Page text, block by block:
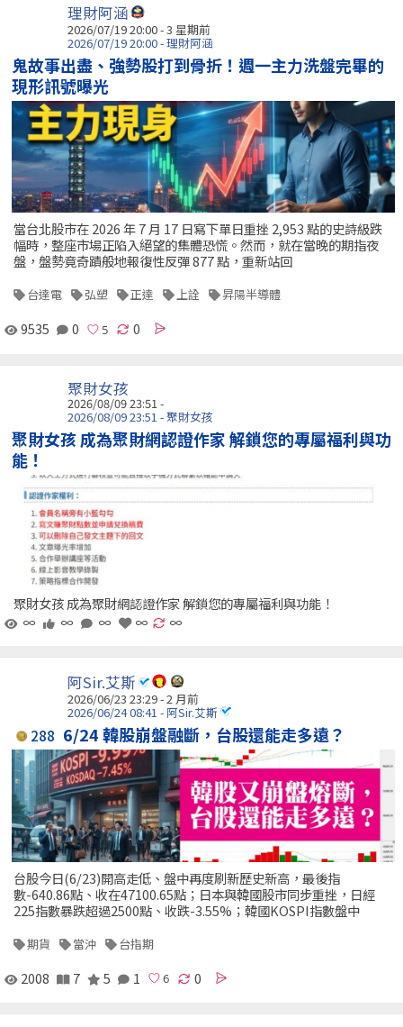
理財阿涵
2026/07/19 20:00 - 3 星期前
2026/07/19 20:00 - 理財阿涵
鬼故事出盡、強勢股打到骨折！週一主力洗盤完畢的
現形訊號曝光
當台北股市在 2026 年 7 月 17 日寫下單日重挫 2,953 點的史詩級跌
幅時，整座市場正陷入絕望的集體恐慌。然而，就在當晚的期指夜
盤，盤勢竟奇蹟般地報復性反彈 877 點，重新站回
台達電 弘塑 正達 上詮 昇陽半導體
9535 0 0
聚財女孩
2026/08/09 23:51 -
2026/08/09 23:51 - 聚財女孩
聚財女孩 成為聚財網認證作家 解鎖您的專屬福利與功
能！
聚財女孩 成為聚財網認證作家 解鎖您的專屬福利與功能！
∞
∞ ∞ ∞ ∞
阿Sir.艾斯
2026/06/23 23:29 - 2 月前
2026/06/24 08:41 - 阿Sir.艾斯
288 6/24 韓股崩盤融斷，台股還能走多遠？
台股今日(6/23)開高走低、盤中再度刷新歷史新高，最後指
數-640.86點、收在47100.65點；日本與韓國股市同步重挫，日經
225指數暴跌超過2500點、收跌-3.55%；韓國KOSPI指數盤中
期貨 當沖 台指期
2008 7 5 1 0